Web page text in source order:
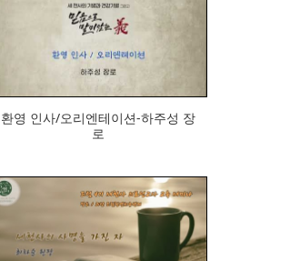
환영 인사/오리엔테이션-하주성 장
로
599